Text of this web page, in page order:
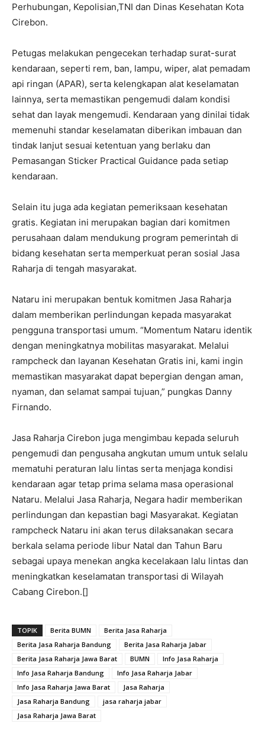
Perhubungan, Kepolisian,TNI dan Dinas Kesehatan Kota
Cirebon.
Petugas melakukan pengecekan terhadap surat-surat
kendaraan, seperti rem, ban, lampu, wiper, alat pemadam
api ringan (APAR), serta kelengkapan alat keselamatan
lainnya, serta memastikan pengemudi dalam kondisi
sehat dan layak mengemudi. Kendaraan yang dinilai tidak
memenuhi standar keselamatan diberikan imbauan dan
tindak lanjut sesuai ketentuan yang berlaku dan
Pemasangan Sticker Practical Guidance pada setiap
kendaraan.
Selain itu juga ada kegiatan pemeriksaan kesehatan
gratis. Kegiatan ini merupakan bagian dari komitmen
perusahaan dalam mendukung program pemerintah di
bidang kesehatan serta memperkuat peran sosial Jasa
Raharja di tengah masyarakat.
Nataru ini merupakan bentuk komitmen Jasa Raharja
dalam memberikan perlindungan kepada masyarakat
pengguna transportasi umum. “Momentum Nataru identik
dengan meningkatnya mobilitas masyarakat. Melalui
rampcheck dan layanan Kesehatan Gratis ini, kami ingin
memastikan masyarakat dapat bepergian dengan aman,
nyaman, dan selamat sampai tujuan,” pungkas Danny
Firnando.
Jasa Raharja Cirebon juga mengimbau kepada seluruh
pengemudi dan pengusaha angkutan umum untuk selalu
mematuhi peraturan lalu lintas serta menjaga kondisi
kendaraan agar tetap prima selama masa operasional
Nataru. Melalui Jasa Raharja, Negara hadir memberikan
perlindungan dan kepastian bagi Masyarakat. Kegiatan
rampcheck Nataru ini akan terus dilaksanakan secara
berkala selama periode libur Natal dan Tahun Baru
sebagai upaya menekan angka kecelakaan lalu lintas dan
meningkatkan keselamatan transportasi di Wilayah
Cabang Cirebon.[]
TOPIK Berita BUMN
Berita Jasa Raharja
Berita Jasa Raharja Bandung
Berita Jasa Raharja Jabar
Berita Jasa Raharja Jawa Barat
BUMN
Info Jasa Raharja
Info Jasa Raharja Bandung
Info Jasa Raharja Jabar
Info Jasa Raharja Jawa Barat
Jasa Raharja
Jasa Raharja Bandung
jasa raharja jabar
Jasa Raharja Jawa Barat